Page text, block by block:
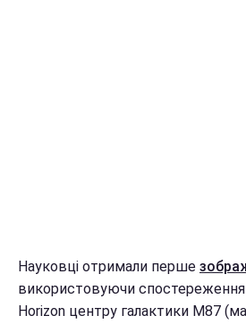
Науковці отримали перше
використовуючи спостереження
Horizon центру галактики M87